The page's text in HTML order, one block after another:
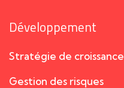
Développement
Stratégie de croissance
Gestion des risques